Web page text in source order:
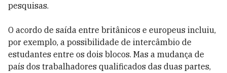
pesquisas.
O acordo de saída entre britânicos e europeus incluiu,
por exemplo, a possibilidade de intercâmbio de
estudantes entre os dois blocos. Mas a mudança de
país dos trabalhadores qualificados das duas partes,